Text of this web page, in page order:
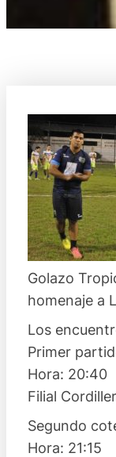
Golazo
homenaje a
Los
Primer
Hora: 20:40
Filial
Segundo
Hora: 21:15